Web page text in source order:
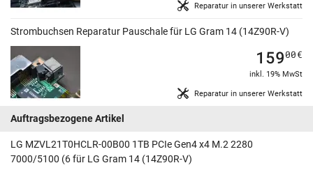
Reparatur in unserer Werkstatt
Strombuchsen Reparatur Pauschale für LG Gram 14 (14Z90R-V)
Reparatur in unserer Werkstatt
15900€
inkl. 19% MwSt
Auftragsbezogene Artikel
LG MZVL21T0HCLR-00B00 1TB PCIe Gen4 x4 M.2 2280
7000/5100 (6 für LG Gram 14 (14Z90R-V)